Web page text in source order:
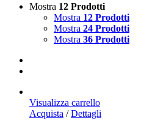
Mostra 12 Prodotti
Mostra 12 Prodotti
Mostra 24 Prodotti
Mostra 36 Prodotti
Visualizza carrello
Acquista / Dettagli